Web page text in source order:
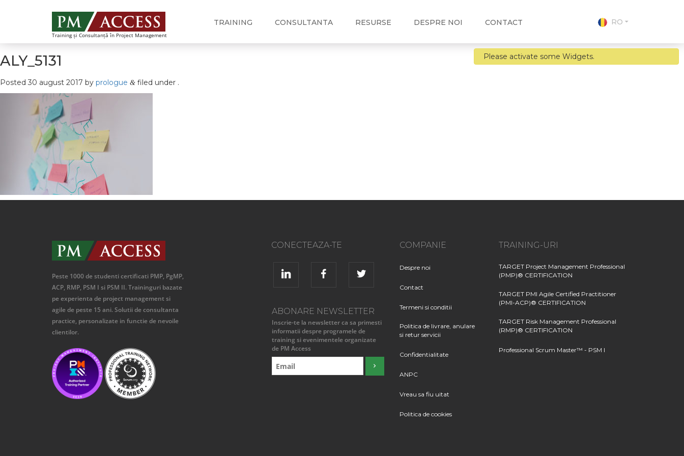
Training și Consultanță în Project Management
TRAINING CONSULTANTA RESURSE DESPRE NOI CONTACT RO
ALY_5131
Posted 30 august 2017 by prologue & filed under .
Please activate some Widgets.
Peste 1000 de studenti certificati PMP, PgMP,
ACP, RMP, PSM I si PSM II. Traininguri bazate
pe experienta de project management si
agile de peste 15 ani. Solutii de consultanta
practice, personalizate in functie de nevoile
clientilor.
CONECTEAZA-TE
ABONARE NEWSLETTER
Inscrie-te la newsletter ca sa primesti
informatii despre programele de
training si evenimentele organizate
de PM Access
COMPANIE
Despre noi
Contact
Termeni si conditii
Politica de livrare, anulare
si retur servicii
Confidentialitate
ANPC
Vreau sa fiu uitat
Politica de cookies
TRAINING-URI
TARGET Project Management Professional
(PMP)® CERTIFICATION
TARGET PMI Agile Certified Practitioner
(PMI-ACP)® CERTIFICATION
TARGET Risk Management Professional
(RMP)® CERTIFICATION
Professional Scrum Master™ - PSM I